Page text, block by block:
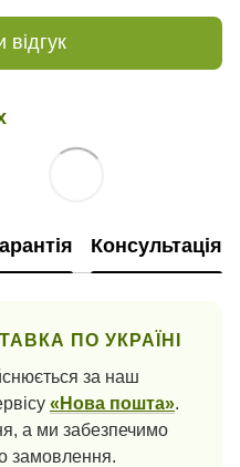
відгук
Консультація
ПО УКРАЇНІ
за наш
«Нова пошта».
а ми забезпечимо
замовлення.